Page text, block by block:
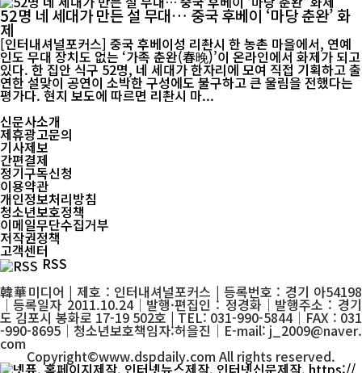
52명 네 세대가 만든 설 무대… 중국 후베이 ‘마당 춘완’ 화
제
[인터내셔널포커스] 중국 후베이성 리촨시 한 농촌 마을에서, 연예
인도 무대 장치도 없는 ‘가족 춘완(春晚)’이 온라인에서 화제가 되고
있다. 한 집안 식구 52명, 네 세대가 한자리에 모여 직접 기획하고 출
연한 설맞이 공연이 소박한 구성에도 불구하고 큰 울림을 전했다는
평가다. 현지 보도에 따르면 리촨시 마...
신문사소개
제휴광고문의
기사제보
간편결제
정기구독신청
이용약관
개인정보처리방침
청소년보호정책
이메일무단수집거부
저작권정책
고객센터
RSS
韓華미디어 | 제호 : 인터내셔널포커스 | 등록번호 : 경기 아54198
│등록일자 2011.10.24│발행·편집인 : 정경화│발행주소 : 경기
도 김포시 봉화로 17-19 502호 | TEL: 031-990-5844│FAX : 031
-990-8695│청소년보호책임자:허을진│E-mail: j_2009@naver.
com
Copyright©www.dspdaily.com All rights reserved.